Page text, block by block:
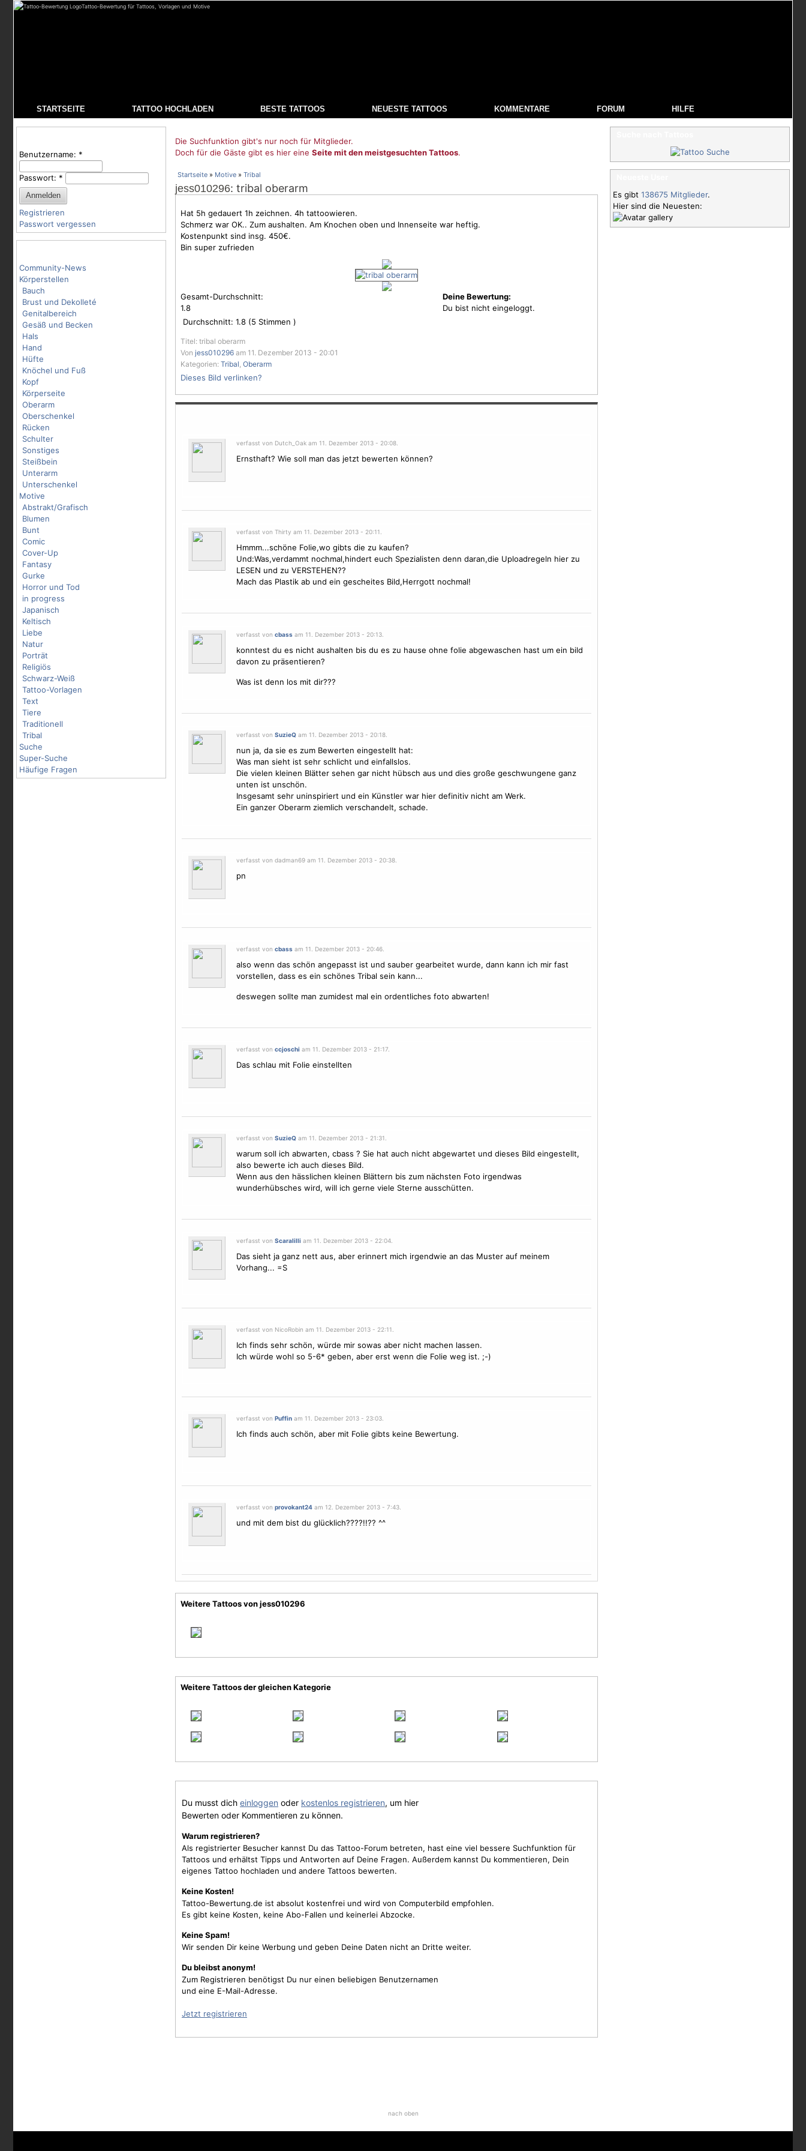
Tattoo-Bewertung für Tattoos, Vorlagen und Motive
STARTSEITE TATTOO HOCHLADEN BESTE TATTOOS NEUESTE TATTOOS KOMMENTARE FORUM HILFE
Benutzername: *
Passwort: *
Registrieren
Passwort vergessen
Community-News
Körperstellen
Bauch
Brust und Dekolleté
Genitalbereich
Gesäß und Becken
Hals
Hand
Hüfte
Knöchel und Fuß
Kopf
Körperseite
Oberarm
Oberschenkel
Rücken
Schulter
Sonstiges
Steißbein
Unterarm
Unterschenkel
Motive
Abstrakt/Grafisch
Blumen
Bunt
Comic
Cover-Up
Fantasy
Gurke
Horror und Tod
in progress
Japanisch
Keltisch
Liebe
Natur
Porträt
Religiös
Schwarz-Weiß
Tattoo-Vorlagen
Text
Tiere
Traditionell
Tribal
Suche
Super-Suche
Häufige Fragen
Die Suchfunktion gibt's nur noch für Mitglieder.
Doch für die Gäste gibt es hier eine Seite mit den meistgesuchten Tattoos.
Startseite » Motive » Tribal
jess010296: tribal oberarm
Hat 5h gedauert 1h zeichnen. 4h tattoowieren.
Schmerz war OK.. Zum aushalten. Am Knochen oben und Innenseite war heftig.
Kostenpunkt sind insg. 450€.
Bin super zufrieden
Gesamt-Durchschnitt:
1.8
Durchschnitt: 1.8 (5 Stimmen )
Deine Bewertung:
Du bist nicht eingeloggt.
Titel: tribal oberarm
Von jess010296 am 11. Dezember 2013 - 20:01
Kategorien: Tribal, Oberarm
Dieses Bild verlinken?
verfasst von Dutch_Oak am 11. Dezember 2013 - 20:08.
Ernsthaft? Wie soll man das jetzt bewerten können?
verfasst von Thirty am 11. Dezember 2013 - 20:11.
Hmmm...schöne Folie,wo gibts die zu kaufen?
Und:Was,verdammt nochmal,hindert euch Spezialisten denn daran,die Uploadregeln hier zu
LESEN und zu VERSTEHEN??
Mach das Plastik ab und ein gescheites Bild,Herrgott nochmal!
verfasst von cbassam 11. Dezember 2013 - 20:13.
konntest du es nicht aushalten bis du es zu hause ohne folie abgewaschen hast um ein bild
davon zu präsentieren?
Was ist denn los mit dir???
verfasst von SuzieQam 11. Dezember 2013 - 20:18.
nun ja, da sie es zum Bewerten eingestellt hat:
Was man sieht ist sehr schlicht und einfallslos.
Die vielen kleinen Blätter sehen gar nicht hübsch aus und dies große geschwungene ganz
unten ist unschön.
Insgesamt sehr uninspiriert und ein Künstler war hier definitiv nicht am Werk.
Ein ganzer Oberarm ziemlich verschandelt, schade.
verfasst von dadman69 am 11. Dezember 2013 - 20:38.
pn
verfasst von cbassam 11. Dezember 2013 - 20:46.
also wenn das schön angepasst ist und sauber gearbeitet wurde, dann kann ich mir fast
vorstellen, dass es ein schönes Tribal sein kann...
deswegen sollte man zumidest mal ein ordentliches foto abwarten!
verfasst von ccjoschi am 11. Dezember 2013 - 21:17.
Das schlau mit Folie einstellten
verfasst von SuzieQam 11. Dezember 2013 - 21:31.
warum soll ich abwarten, cbass ? Sie hat auch nicht abgewartet und dieses Bild eingestellt,
also bewerte ich auch dieses Bild.
Wenn aus den hässlichen kleinen Blättern bis zum nächsten Foto irgendwas
wunderhübsches wird, will ich gerne viele Sterne ausschütten.
verfasst von Scaralilli am 11. Dezember 2013 - 22:04.
Das sieht ja ganz nett aus, aber erinnert mich irgendwie an das Muster auf meinem
Vorhang... =S
verfasst von NicoRobin am 11. Dezember 2013 - 22:11.
Ich finds sehr schön, würde mir sowas aber nicht machen lassen.
Ich würde wohl so 5-6* geben, aber erst wenn die Folie weg ist. ;-)
verfasst von Puffinam 11. Dezember 2013 - 23:03.
Ich finds auch schön, aber mit Folie gibts keine Bewertung.
verfasst von provokant24am 12. Dezember 2013 - 7:43.
und mit dem bist du glücklich????!!?? ^^
Weitere Tattoos von jess010296
Weitere Tattoos der gleichen Kategorie
Du musst dich einloggen oder kostenlos registrieren, um hier
Bewerten oder Kommentieren zu können.
Warum registrieren?
Als registrierter Besucher kannst Du das Tattoo-Forum betreten, hast eine viel bessere Suchfunktion für
Tattoos und erhältst Tipps und Antworten auf Deine Fragen. Außerdem kannst Du kommentieren, Dein
eigenes Tattoo hochladen und andere Tattoos bewerten.
Keine Kosten!
Tattoo-Bewertung.de ist absolut kostenfrei und wird von Computerbild empfohlen.
Es gibt keine Kosten, keine Abo-Fallen und keinerlei Abzocke.
Keine Spam!
Wir senden Dir keine Werbung und geben Deine Daten nicht an Dritte weiter.
Du bleibst anonym!
Zum Registrieren benötigst Du nur einen beliebigen Benutzernamen
und eine E-Mail-Adresse.
Jetzt registrieren
Es gibt 138675 Mitglieder.
Hier sind die Neuesten:
nach oben